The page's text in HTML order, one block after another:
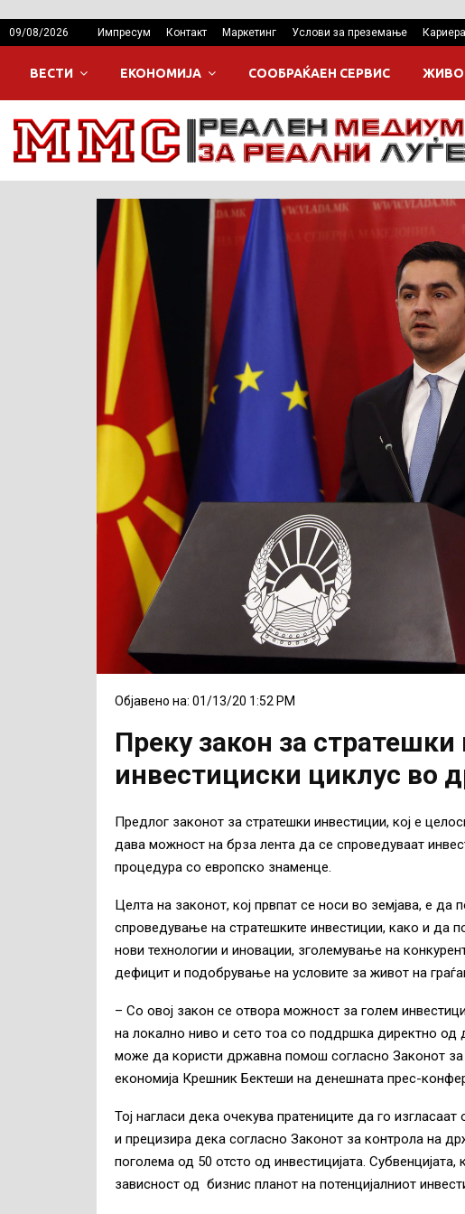
09/08/2026 Импресум Контакт Маркетинг Услови за преземање Кариера
ВЕСТИ ЕКОНОМИЈА СООБРАЌАЕН СЕРВИС
Објавено на: 01/13/20 1:52 PM
Преку закон за
инвестициски циклус во
Предлог законот за стратешки инвестиции, кој е
дава можност на брза лента да се спроведуваат
процедура со европско знаменце.
Целта на законот, кој првпат се носи во земјава, е да
спроведување на стратешките инвестиции, како и да
нови технологии и иновации, зголемување на
дефицит и подобрување на условите за живот на
– Со овој закон се отвора можност за голем
на локално ниво и сето тоа со поддршка директно од
може да користи државна помош согласно Законот
економија Крешник Бектеши на денешната прес-
Тој нагласи дека очекува пратениците да го
и прецизира дека согласно Законот за контрола на
поголема од 50 отсто од инвестицијата.
зависност од бизнис планот на потенцијалниот